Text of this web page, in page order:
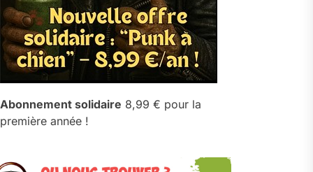
Abonnement solidaire 8,99 € pour la
première année !